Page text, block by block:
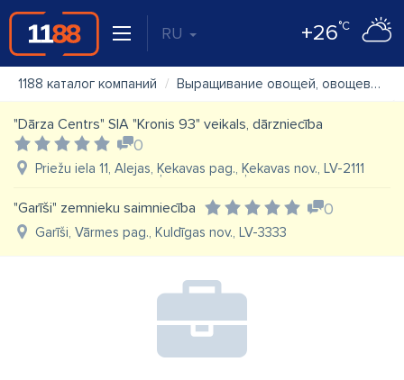
RU +26°C
1188 каталог компаний Выращивание овощей, овощеводство
"Dārza Centrs" SIA "Kronis 93" veikals, dārzniecība
0
Priežu iela 11, Alejas, Ķekavas pag., Ķekavas nov., LV-2111
"Garīši" zemnieku saimniecība 0
Garīši, Vārmes pag., Kuldīgas nov., LV-3333